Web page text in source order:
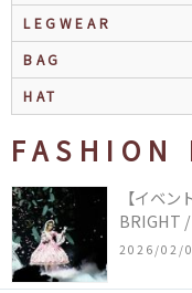
LEGWEAR
BAG
HAT
FASHION
【イベ
BRIGHT
2026/02/